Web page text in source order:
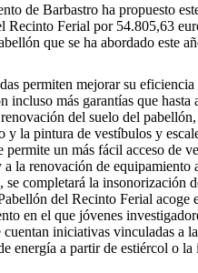
de Barbastro ha propuesto
Recinto Ferial por 54.805,63
que se ha abordado este
permiten mejorar su
más garantías que
del suelo del
la pintura de vestíbulos y
un más fácil acceso de
la renovación de
completará la insonorización
del Recinto Ferial acoge
en el que jóvenes
iniciativas vinculadas a
a partir de estiércol o la